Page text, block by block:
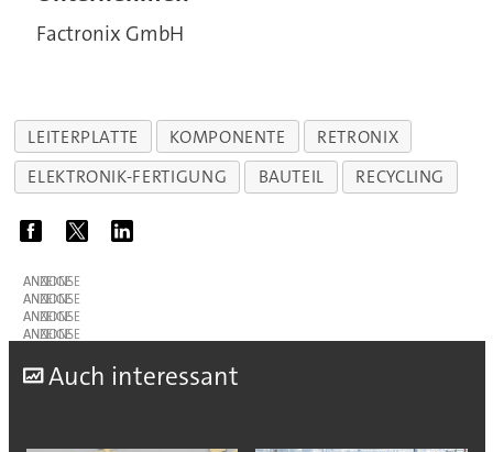
Factronix GmbH
LEITERPLATTE KOMPONENTE
RETRONIX
ELEKTRONIK-FERTIGUNG
BAUTEIL RECYCLING
ANZEIGE
ANZEIGE
ANZEIGE
ANZEIGE
Auch interessant